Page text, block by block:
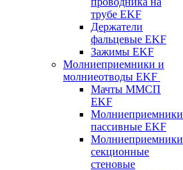
трубе EKF
Держатели
фальцевые EKF
Зажимы EKF
Молниеприемники и
молниеотводы EKF
Мачты ММСП
EKF
Молниеприемники
пассивные EKF
Молниеприемники
секционные
стеновые